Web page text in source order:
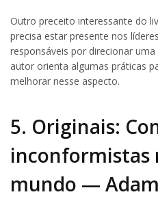
Outro preceito interessante do
precisa estar presente nos
responsáveis por direcionar
autor orienta algumas práticas
melhorar nesse aspecto.
5. Originais:
inconformistas
mundo —